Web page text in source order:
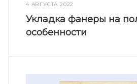
4 АВГУСТА 2022
Укладка фанеры на
особенности